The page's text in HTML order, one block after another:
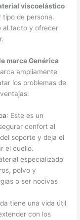
viscoelástico
de persona.
al tacto y ofrecer
marca Genérica
ampliamente
los problemas de
: Este es un
confort al
soporte y deja el
el cuello.
especializado
polvo y
o ser nocivas
tiene una vida útil
con los